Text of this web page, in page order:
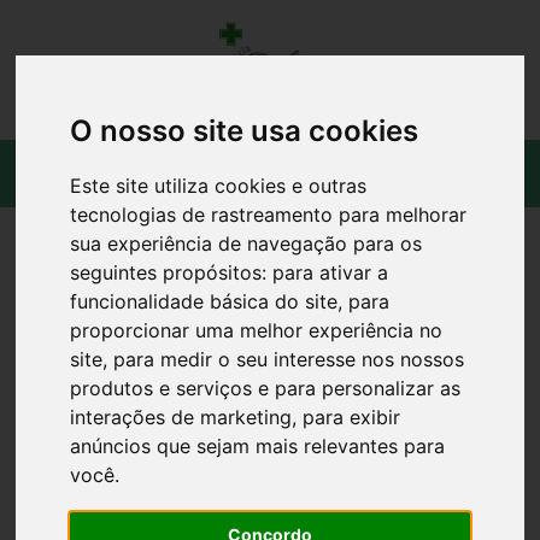
O nosso site usa cookies
Este site utiliza cookies e outras
tecnologias de rastreamento para melhorar
sua experiência de navegação para os
seguintes propósitos: para ativar a
funcionalidade básica do site, para
proporcionar uma melhor experiência no
site, para medir o seu interesse nos nossos
produtos e serviços e para personalizar as
interações de marketing, para exibir
anúncios que sejam mais relevantes para
você.
Concordo